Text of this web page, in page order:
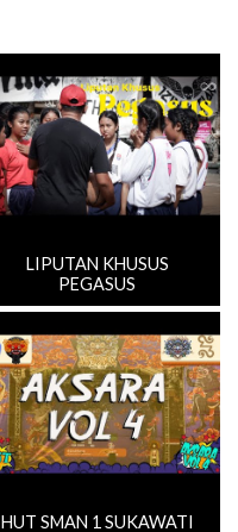
LIPUTAN KHUSUS
PEGASUS
HUT SMAN 1 SUKAWATI